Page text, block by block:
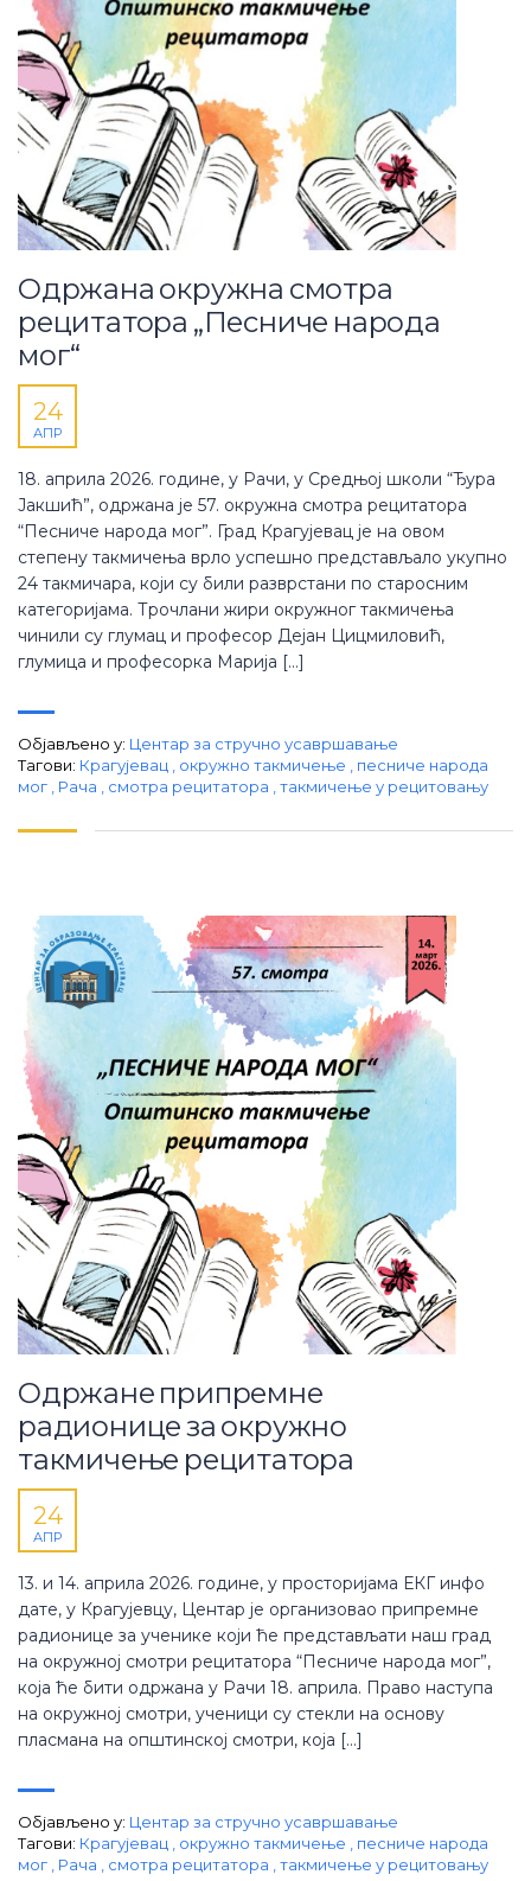
Одржана окружна смотра
рецитатора „Песниче народа
мог“
24
АПР
18. априла 2026. године, у Рачи, у Средњој школи “Ђура
Јакшић”, одржана је 57. окружна смотра рецитатора
“Песниче народа мог”. Град Крагујевац је на овом
степену такмичења врло успешно представљало укупно
24 такмичара, који су били разврстани по старосним
категоријама. Трочлани жири окружног такмичења
чинили су глумац и професор Дејан Цицмиловић,
глумица и професорка Марија […]
Објављено у: Центар за стручно усавршавање
Тагови: Крагујевац окружно такмичење
песниче народа
мог
Рача смотра рецитатора такмичење у рецитовању
Одржанe припремне
радионице за окружно
такмичење рецитатора
24
АПР
13. и 14. априла 2026. године, у просторијама ЕКГ инфо
дате, у Крагујевцу, Центар је организовао припремне
радионице за ученике који ће представљати наш град
на окружној смотри рецитатора “Песниче народа мог”,
која ће бити одржана у Рачи 18. априла. Право наступа
на окружној смотри, ученици су стекли на основу
пласмана на општинској смотри, која […]
Објављено у: Центар за стручно усавршавање
Тагови: Крагујевац окружно такмичење
песниче народа
мог
Рача смотра рецитатора такмичење у рецитовању